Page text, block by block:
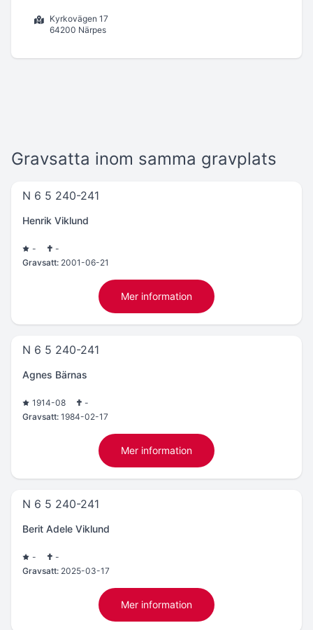
Kyrkovägen 17
64200 Närpes
Gravsatta inom samma gravplats
N 6 5 240-241
Henrik Viklund
-
-
Gravsatt: 2001-06-21
Mer information
N 6 5 240-241
Agnes Bärnas
1914-08
-
Gravsatt: 1984-02-17
Mer information
N 6 5 240-241
Berit Adele Viklund
-
-
Gravsatt: 2025-03-17
Mer information